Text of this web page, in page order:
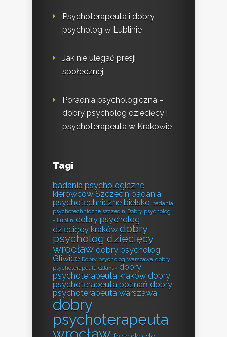
Psychoterapeuta i dobry
psycholog w Lublinie
Jak nie ulegać presji
społecznej
Poradnia psychologiczna –
dobry psycholog dziecięcy i
psychoterapeuta w Krakowie
Tagi
badania psychologiczne
kierowców Szczecin badania
psychotechniczne bielsko badania
psychotechniczne szczecin Dobry psycholog
- Lublin dobry psycholog
dziecięcy kraków dobry
psycholog dziecięcy
wrocław dobry psycholog
Gliwice Dobry psycholog Warszawa dobry
psychoterapeuta Gdańsk dobry
psychoterapeuta kraków dobry
psychoterapeuta poznań dobry
psychoterapeuta warszawa
dobry
psychoterapeuta